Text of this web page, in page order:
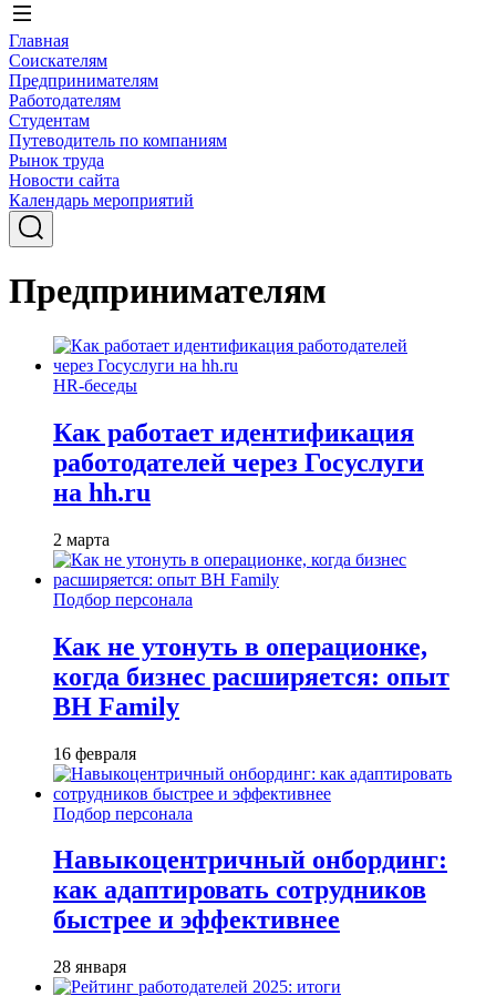
Главная
Соискателям
Предпринимателям
Работодателям
Студентам
Путеводитель по компаниям
Рынок труда
Новости сайта
Календарь мероприятий
Предпринимателям
HR-беседы
Как работает идентификация
работодателей через Госуслуги
на hh.ru
2 марта
Подбор персонала
Как не утонуть в операционке,
когда бизнес расширяется: опыт
BH Family
16 февраля
Подбор персонала
Навыкоцентричный онбординг:
как адаптировать сотрудников
быстрее и эффективнее
28 января